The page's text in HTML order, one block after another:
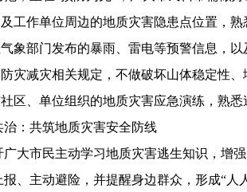
工作单位周边的地质灾害隐患点位置，
象部门发布的暴雨、雷电等预警信息，以
灾减灾相关规定，不做破坏山体稳定性
区、单位组织的地质灾害应急演练，熟
治：共筑地质灾害安全防线
广大市民主动学习地质灾害逃生知识，增
、主动避险，并提醒身边群众，形成“人